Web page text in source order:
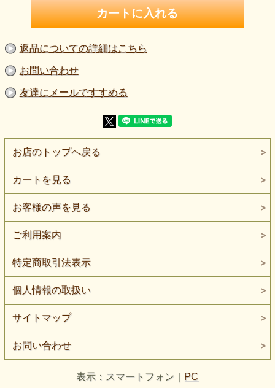
【生地の厚さ】やや薄手～やや中肉
【生地の伸び】ヨコ方向にやや伸びる
【ボタンのサイズ】柄の比較用ボタン直径2cm
メッシュ基布に細かなスパンコールを縫い付けた、
上品な輝きが特徴の白系スパンコール生地です。
光を受ける角度によって、きらめきが柔らかく変化します。
基布がメッシュのため、
オーバースカートやオーバーレイヤーとしても扱いやすい素
ブライダル用ドレスのポイント使い、
シルエットを邪魔せず輝きを足したいデザインに向いていま
す。
また、クラッチバッグや小物制作など、
作品の一部に使うだけでも存在感があり、
一点ものや販売作品用の素材としても取り入れやすい生地で
す。
50cm単位で購入できるため、
試作や部分使い、少量制作にも対応しやすく、
ハンドメイド作家の方にもおすすめです。
【よくある質問】 Q. スパンコール生地ですが重くありませ
A. メッシュ基布のため比較的軽く、衣装の重ね使いや部分
使いにも取り入れやすい素材です。
Q. ブライダル用途にも使えますか？
A. はい。白系で上品な輝きのため、ウェディングドレスや
ブライダル小物にもご使用いただけます。
返品についての詳細はこちら
お問い合わせ
友達にメールですすめる
お店のトップへ戻る
カートを見る
お客様の声を見る
ご利用案内
特定商取引法表示
個人情報の取扱い
サイトマップ
お問い合わせ
表示：スマートフォン｜ PC